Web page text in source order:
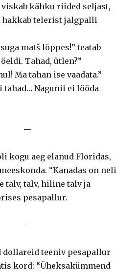
kähku riided seljast,
hakkab telerist jalgpalli
matš lõppes!” teatab
Tahad, ütlen?”
Ma tahan ise vaadata.”
tahad… Nagunii ei lööda
—
kogu aeg elanud Floridas,
“Kanadas on neli
talv, talv, hiline talv ja
pesapallur.
—
dollareid teeniv pesapallur
kord: “Üheksakümmend